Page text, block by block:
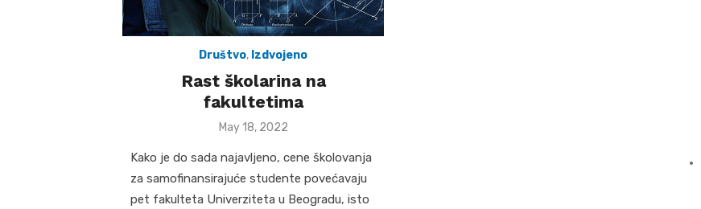
Društvo, Izdvojeno
Rast školarina na
fakultetima
Posted
May 18, 2022
Kako je do sada najavljeno, cene školovanja
za samofinansirajuće studente povećavaju
pet fakulteta Univerziteta u Beogradu, isto